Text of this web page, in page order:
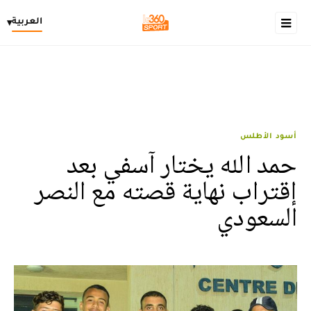
العربية▾
أسود الأطلس
حمد الله يختار آسفي بعد
إقتراب نهاية قصته مع النصر
السعودي